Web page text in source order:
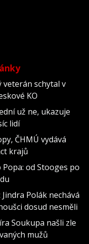
veterán schytal v
KO
už ne, ukazuje
lidí
ČHMÚ vydává
krajů
od Stooges po
Polák nechává
dosud nesměli
Soukupa našli zle
mužů